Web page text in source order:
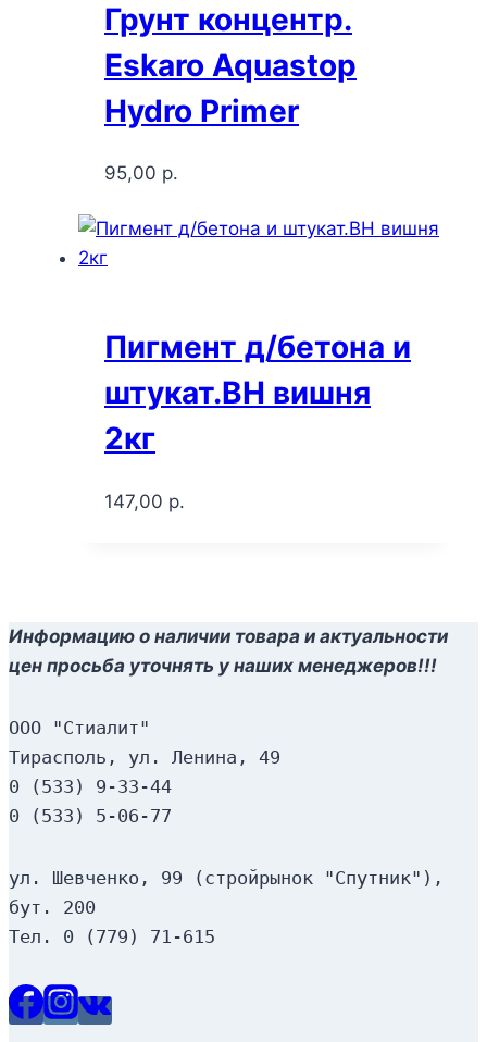
Грунт концентр.
Eskaro Aquastop
Hydro Primer
95,00 р.
Пигмент д/бетона и
штукат.BH вишня
2кг
147,00 р.
Информацию о наличии товара и актуальности
цен просьба уточнять у наших менеджеров!!!
ООО "Стиалит"
Тирасполь, ул. Ленина, 49
0 (533) 9-33-44
0 (533) 5-06-77
ул. Шевченко, 99 (стройрынок "Спутник"),
бут. 200
Тел. 0 (779) 71-615